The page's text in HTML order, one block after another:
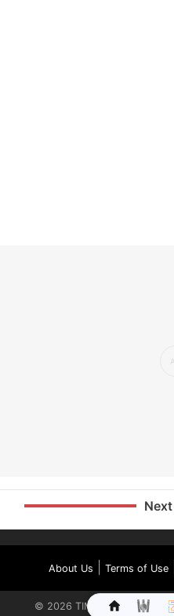
About Us Terms of Use|
© 2026 TIMES INTERNET